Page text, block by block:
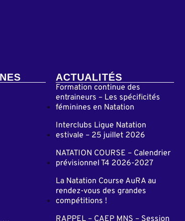
ACTUALITÉS
Formation continue des
entraineurs – Les spécificités
féminines en Natation
Interclubs Ligue Natation
estivale – 25 juillet 2026
NATATION COURSE – Calendrier
prévisionnel T4 2026-2027
La Natation Course AuRA au
rendez-vous des grandes
compétitions !
RAPPEL – CAEP MNS – Session